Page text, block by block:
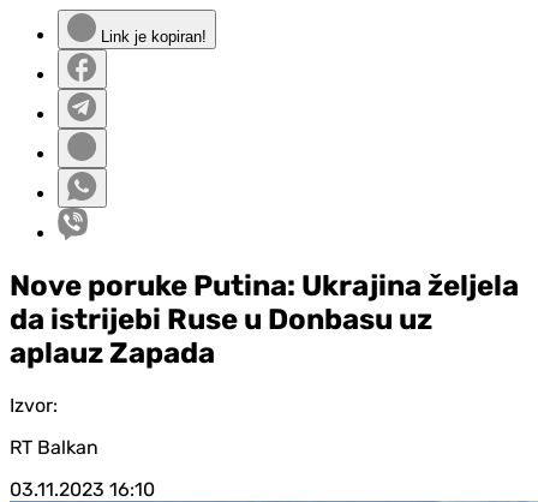
Link je kopiran!
Nove poruke Putina: Ukrajina željela
da istrijebi Ruse u Donbasu uz
aplauz Zapada
Izvor:
RT Balkan
03.11.2023 16:10